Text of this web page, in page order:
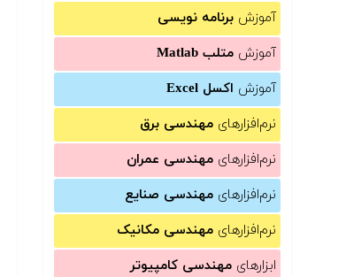
آموزش برنامه نویسی
آموزش متلب Matlab
آموزش اکسل Excel
نرم‌افزارهای مهندسی برق
نرم‌افزارهای مهندسی عمران
نرم‌افزارهای مهندسی صنایع
نرم‌افزارهای مهندسی مکانیک
ابزارهای مهندسی کامپیوتر